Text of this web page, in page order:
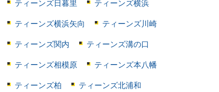
ティーンズ日暮里 ティーンズ横浜
ティーンズ横浜矢向 ティーンズ川崎
ティーンズ関内 ティーンズ溝の口
ティーンズ相模原 ティーンズ本八幡
ティーンズ柏 ティーンズ北浦和